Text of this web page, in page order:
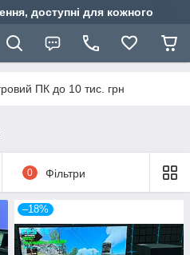
доступні для кожного
ПК до 10 тис. грн
0 Фільтри
–18%